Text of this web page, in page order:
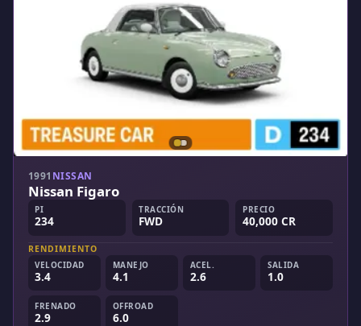
1991 NISSAN
Nissan Figaro
PI
234
TRACCIÓN
FWD
PRECIO
40,000 CR
RENDIMIENTO
VELOCIDAD
3.4
MANEJO
4.1
ACEL.
2.6
SALIDA
1.0
FRENADO
2.9
OFFROAD
6.0